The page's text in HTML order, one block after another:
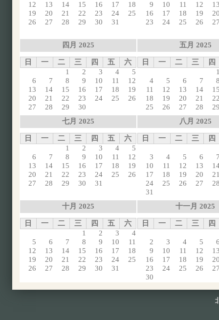
12
13 14 15 16 17
18
19
20 21 22 23 24
25
26
27 28 29 30 31
9
10 11 12
16
17 18 19
23
24 25 26
四月 2025
日 一 二 三 四 五
六
1
2 3 4
5
6
7 8 9 10 11
12
13
14 15 16 17 18
19
20
21 22 23 24 25
26
27
28 29 30
五月 2025
日 一 二 三
四
4
5 6 7
11
12 13 14
18
19 20 21
25
26 27 28
七月 2025
日 一 二 三 四 五
六
1
2 3 4
5
6
7 8 9 10 11
12
13
14 15 16 17 18
19
20
21 22 23 24 25
26
27
28 29 30 31
八月 2025
日 一 二 三 四
3 4 5 6
10
11 12 13
17
18 19 20
24
25 26 27
31
十月 2025
日 一 二 三 四 五
六
1
2 3
4
5
6 7 8 9 10
11
12
13 14 15 16 17
18
19
20 21 22 23 24
25
26
27 28 29 30 31
十一月 2025
日 一 二 三 四
2 3 4 5
9
10 11 12
16
17 18 19
23
24 25 26
30